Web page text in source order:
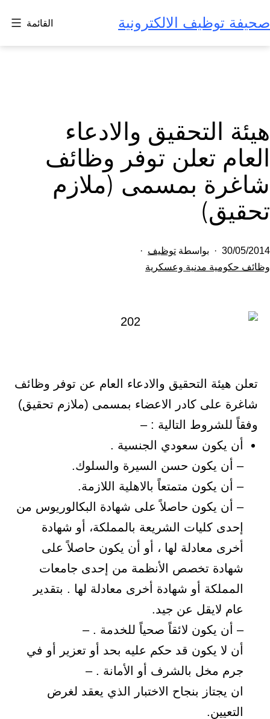
إلى
المحتوى
صحيفة توظيف الالكترونية القائمة
هيئة التحقيق والادعاء
العام تعلن توفر وظائف
شاغرة بمسمى (ملازم
تحقيق)
تم
النشر
30/05/2014 بواسطة توظيف
مصنف
وظائف حكومية مدنية وعسكرية
تعلن هيئة التحقيق والادعاء العام عن توفر وظائف
شاغرة على كادر الاعضاء بمسمى (ملازم تحقيق)
وفقاً للشروط التالية : –
أن يكون سعودي الجنسية .
– أن يكون حسن السيرة والسلوك.
– أن يكون متمتعاً بالاهلية اللازمة.
– أن يكون حاصلاً على شهادة البكالوريوس من
إحدى كليات الشريعة بالمملكة، أو شهادة
أخرى معادلة لها ، أو أن يكون حاصلاً على
شهادة تخصص الأنظمة من إحدى جامعات
المملكة أو شهادة أخرى معادلة لها . بتقدير
عام لايقل عن جيد.
– أن يكون لائقاً صحياً للخدمة . –
أن لا يكون قد حكم عليه بحد أو تعزير أو في
جرم مخل بالشرف أو الأمانة . –
ان يجتاز بنجاح الاختبار الذي يعقد لغرض
التعيين.